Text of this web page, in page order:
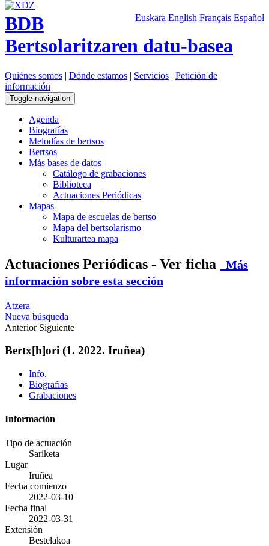
Euskara English Français Español
BDB
Bertsolaritzaren datu-basea
Quiénes somos | Dónde estamos | Servicios | Petición de
información
Toggle navigation
Agenda
Biografías
Melodías de bertsos
Bertsos
Más bases de datos
Catálogo de grabaciones
Biblioteca
Actuaciones Periódicas
Mapas
Mapa de escuelas de bertso
Mapa del bertsolarismo
Kulturartea mapa
Actuaciones Periódicas - Ver ficha
Más
información sobre esta sección
Atzera
Nueva búsqueda
Anterior Siguiente
Bertx[h]ori (1. 2022. Iruñea)
Info.
Biografías
Grabaciones
Información
Tipo de actuación
Sariketa
Lugar
Iruñea
Fecha comienzo
2022-03-10
Fecha final
2022-03-31
Extensión
Bestelakoa